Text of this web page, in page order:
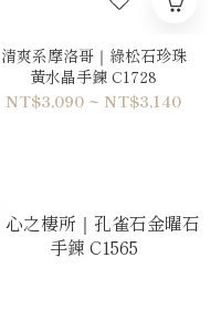
清爽系摩洛哥｜綠松石珍珠
黃水晶手鍊 C1728
NT$3,090 ~ NT$3,140